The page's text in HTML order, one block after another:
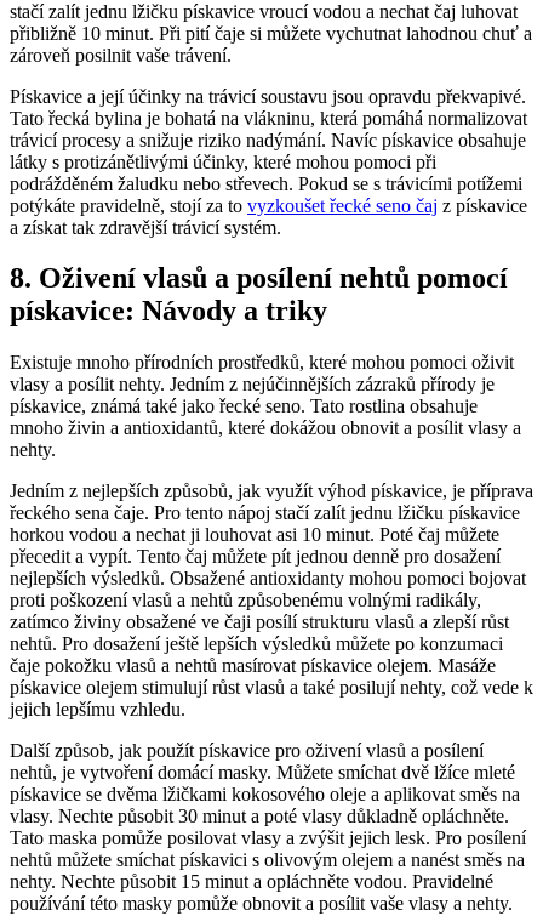
stačí zalít jednu lžičku pískavice vroucí vodou a nechat čaj luhovat
přibližně 10 minut. Při pití čaje si můžete vychutnat lahodnou chuť a
zároveň posilnit vaše trávení.
Pískavice a její účinky na trávicí soustavu jsou opravdu překvapivé.
Tato řecká bylina je bohatá na vlákninu, která pomáhá normalizovat
trávicí procesy a snižuje riziko nadýmání. Navíc pískavice obsahuje
látky s protizánětlivými účinky, které mohou pomoci při
podrážděném žaludku nebo střevech. Pokud se s trávicími potížemi
potýkáte pravidelně, stojí za to vyzkoušet řecké seno čaj z pískavice
a získat tak zdravější trávicí systém.
8. Oživení vlasů a posílení nehtů pomocí
pískavice: Návody a triky
Existuje mnoho přírodních prostředků, které mohou pomoci oživit
vlasy a posílit nehty. Jedním z nejúčinnějších zázraků přírody je
pískavice, známá také jako řecké seno. Tato rostlina obsahuje
mnoho živin a antioxidantů, které dokážou obnovit a posílit vlasy a
nehty.
Jedním z nejlepších způsobů, jak využít výhod pískavice, je příprava
řeckého sena čaje. Pro tento nápoj stačí zalít jednu lžičku pískavice
horkou vodou a nechat ji louhovat asi 10 minut. Poté čaj můžete
přecedit a vypít. Tento čaj můžete pít jednou denně pro dosažení
nejlepších výsledků. Obsažené antioxidanty mohou pomoci bojovat
proti poškození vlasů a nehtů způsobenému volnými radikály,
zatímco živiny obsažené ve čaji posílí strukturu vlasů a zlepší růst
nehtů. Pro dosažení ještě lepších výsledků můžete po konzumaci
čaje pokožku vlasů a nehtů masírovat pískavice olejem. Masáže
pískavice olejem stimulují růst vlasů a také posilují nehty, což vede k
jejich lepšímu vzhledu.
Další způsob, jak použít pískavice pro oživení vlasů a posílení
nehtů, je vytvoření domácí masky. Můžete smíchat dvě lžíce mleté
pískavice se dvěma lžičkami kokosového oleje a aplikovat směs na
vlasy. Nechte působit 30 minut a poté vlasy důkladně opláchněte.
Tato maska pomůže posilovat vlasy a zvýšit jejich lesk. Pro posílení
nehtů můžete smíchat pískavici s olivovým olejem a nanést směs na
nehty. Nechte působit 15 minut a opláchněte vodou. Pravidelné
používání této masky pomůže obnovit a posílit vaše vlasy a nehty.